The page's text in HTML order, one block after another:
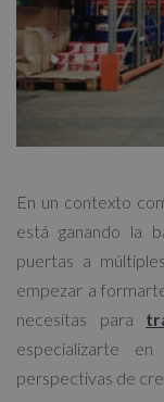
En un contexto
está ganando la
puertas a
empezar a
necesitas para
especializarte
perspectivas de